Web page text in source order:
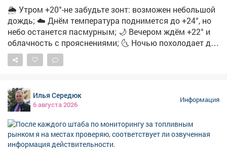
🌦 Утром +20°-не забудьте зонт: возможен небольшой
дождь; ☁️ Днём температура поднимется до +24°, но
небо останется пасмурным; 🌙 Вечером ждём +22° и
облачность с прояснениями; 🌜 Ночью похолодает до
+15°-облачно с прояснениями. 🌿 А ещё с
сегодняшним днём вязано немало народных примет:
сухой; ➖Увидели радугу-ждите перемены погоды;
➖Муравьи поднимают входы в муравейники-к
затяжным дождям; ➖Солнце на закате багровое-к
жаркой погоде на следующий день; ➖А если в этот
день посеять укроп-по поверью, зиму проживёте без
простуд. 👀Давайте понаблюдаем, работают ли
Илья Середюк
6 августа 2026
Информация